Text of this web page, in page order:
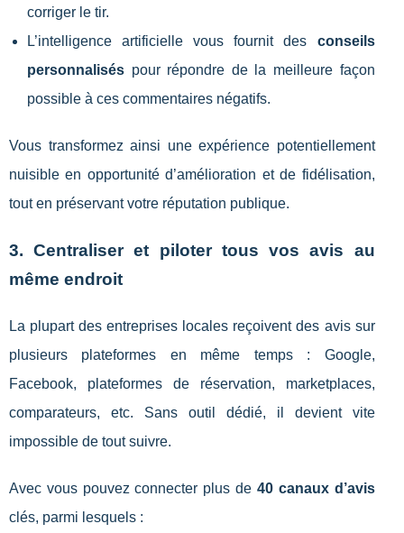
corriger le tir.
L’intelligence artificielle vous fournit des conseils
personnalisés pour répondre de la meilleure façon
possible à ces commentaires négatifs.
Vous transformez ainsi une expérience potentiellement
nuisible en opportunité d’amélioration et de fidélisation,
tout en préservant votre réputation publique.
3. Centraliser et piloter tous vos avis au
même endroit
La plupart des entreprises locales reçoivent des avis sur
plusieurs plateformes en même temps : Google,
Facebook, plateformes de réservation, marketplaces,
comparateurs, etc. Sans outil dédié, il devient vite
impossible de tout suivre.
Avec vous pouvez connecter plus de 40 canaux d’avis
clés, parmi lesquels :